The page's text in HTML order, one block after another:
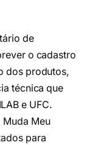
de
o cadastro
dos produtos,
técnica que
e UFC.
Muda Meu
para